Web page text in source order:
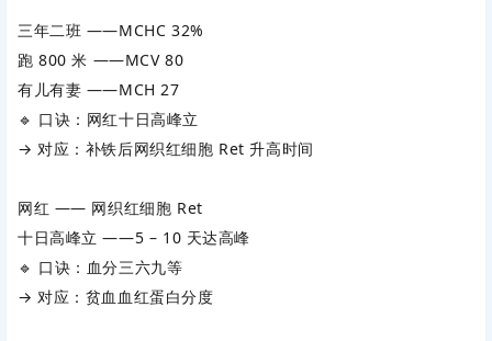
三年二班 ——MCHC 32%
跑 800 米 ——MCV 80
有儿有妻 ——MCH 27
🔹 口诀：网红十日高峰立
→ 对应：补铁后网织红细胞 Ret 升高时间
网红 —— 网织红细胞 Ret
十日高峰立 ——5 – 10 天达高峰
🔹 口诀：血分三六九等
→ 对应：贫血血红蛋白分度